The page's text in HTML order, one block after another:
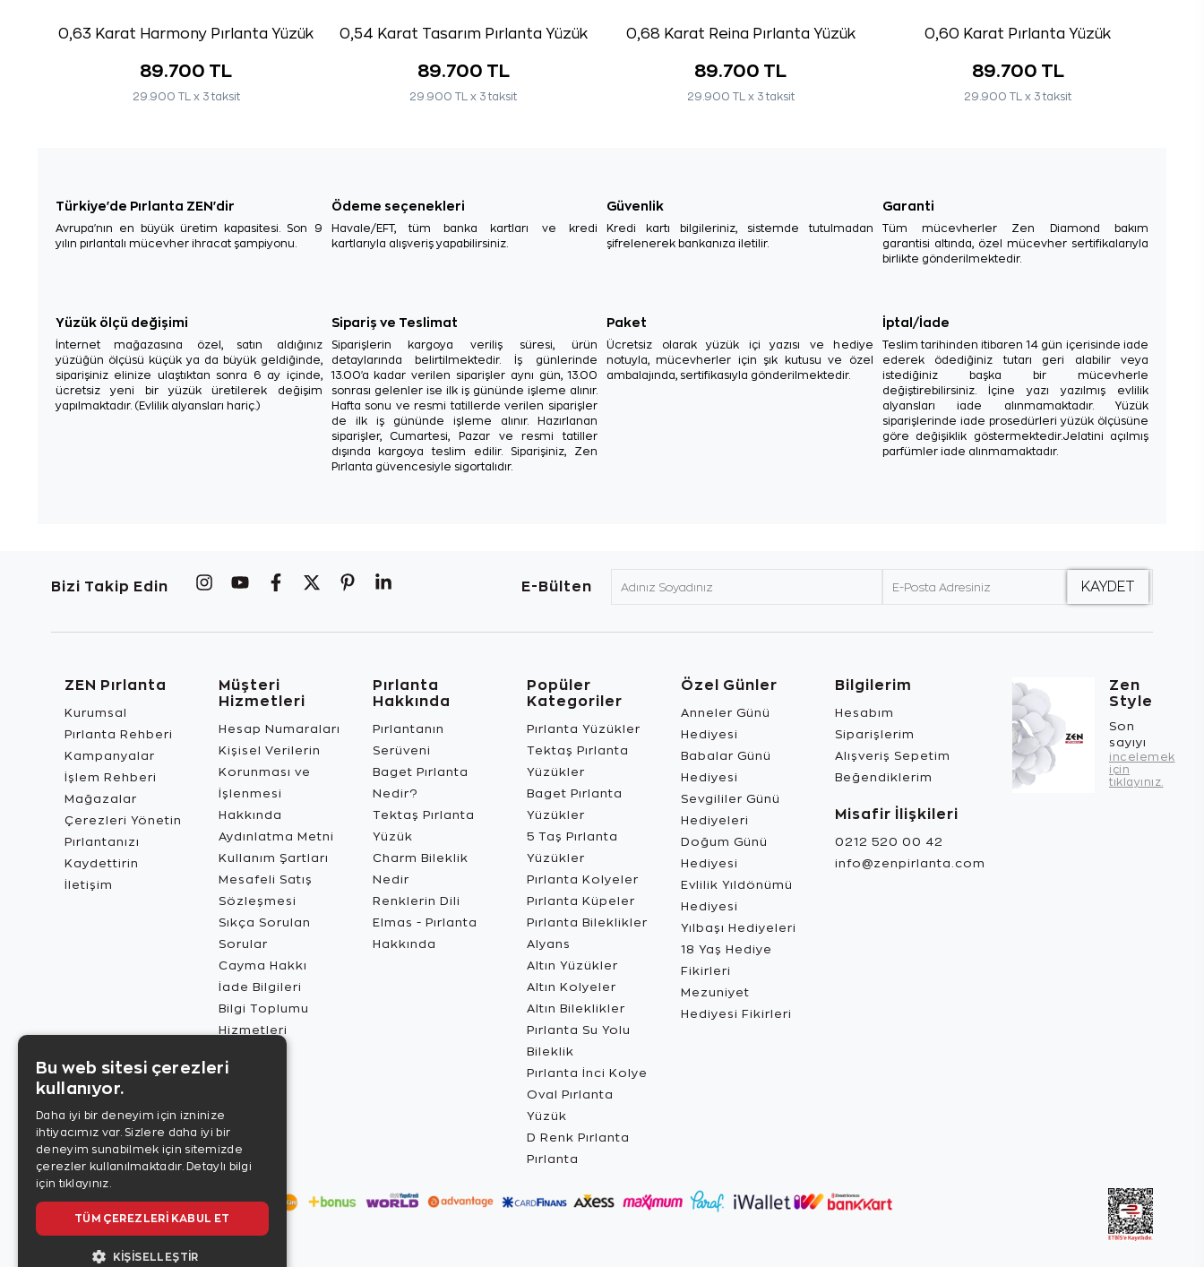
0,63 Karat Harmony Pırlanta Yüzük
89.700 TL
29.900 TL x 3 taksit
0,54 Karat Tasarım Pırlanta Yüzük
89.700 TL
29.900 TL x 3 taksit
0,68 Karat Reina Pırlanta Yüzük
89.700 TL
29.900 TL x 3 taksit
0,60 Karat Pırlanta Yüzük
89.700 TL
29.900 TL x 3 taksit
Türkiye'de Pırlanta ZEN'dir
Avrupa'nın en büyük üretim kapasitesi. Son 9
yılın pırlantalı mücevher ihracat şampiyonu.
Ödeme seçenekleri
Havale/EFT, tüm banka kartları ve kredi
kartlarıyla alışveriş yapabilirsiniz.
Güvenlik
Kredi kartı bilgileriniz, sistemde tutulmadan
şifrelenerek bankanıza iletilir.
Garanti
Tüm mücevherler Zen Diamond bakım
garantisi altında, özel mücevher sertifikalarıyla
birlikte gönderilmektedir.
Yüzük ölçü değişimi
İnternet mağazasına özel, satın aldığınız
yüzüğün ölçüsü küçük ya da büyük geldiğinde,
siparişiniz elinize ulaştıktan sonra 6 ay içinde,
ücretsiz yeni bir yüzük üretilerek değişim
yapılmaktadır. (Evlilik alyansları hariç.)
Sipariş ve Teslimat
Siparişlerin kargoya veriliş süresi, ürün
detaylarında belirtilmektedir. İş günlerinde
13.00'a kadar verilen siparişler aynı gün, 13.00
sonrası gelenler ise ilk iş gününde işleme alınır.
Hafta sonu ve resmi tatillerde verilen siparişler
de ilk iş gününde işleme alınır. Hazırlanan
siparişler, Cumartesi, Pazar ve resmi tatiller
dışında kargoya teslim edilir. Siparişiniz, Zen
Pırlanta güvencesiyle sigortalıdır.
Paket
Ücretsiz olarak yüzük içi yazısı ve hediye
notuyla, mücevherler için şık kutusu ve özel
ambalajında, sertifikasıyla gönderilmektedir.
İptal/İade
Teslim tarihinden itibaren 14 gün içerisinde iade
ederek ödediğiniz tutarı geri alabilir veya
istediğiniz başka bir mücevherle
değiştirebilirsiniz. İçine yazı yazılmış evlilik
alyansları iade alınmamaktadır. Yüzük
siparişlerinde iade prosedürleri yüzük ölçüsüne
göre değişiklik göstermektedir.Jelatini açılmış
parfümler iade alınmamaktadır.
Bizi Takip Edin E-Bülten
ZEN Pırlanta
Kurumsal
Pırlanta Rehberi
Kampanyalar
İşlem Rehberi
Mağazalar
Çerezleri Yönetin
Pırlantanızı
Kaydettirin
İletişim
Müşteri
Hizmetleri
Hesap Numaraları
Kişisel Verilerin
Korunması ve
İşlenmesi
Hakkında
Aydınlatma Metni
Kullanım Şartları
Mesafeli Satış
Sözleşmesi
Sıkça Sorulan
Sorular
Cayma Hakkı
İade Bilgileri
Bilgi Toplumu
Hizmetleri
Pırlanta
Hakkında
Pırlantanın
Serüveni
Baget Pırlanta
Nedir?
Tektaş Pırlanta
Yüzük
Charm Bileklik
Nedir
Renklerin Dili
Elmas - Pırlanta
Hakkında
Popüler
Kategoriler
Pırlanta Yüzükler
Tektaş Pırlanta
Yüzükler
Baget Pırlanta
Yüzükler
5 Taş Pırlanta
Yüzükler
Pırlanta Kolyeler
Pırlanta Küpeler
Pırlanta Bileklikler
Alyans
Altın Yüzükler
Altın Kolyeler
Altın Bileklikler
Pırlanta Su Yolu
Bileklik
Pırlanta İnci Kolye
Oval Pırlanta
Yüzük
D Renk Pırlanta
Pırlanta
Özel Günler
Anneler Günü
Hediyesi
Babalar Günü
Hediyesi
Sevgililer Günü
Hediyeleri
Doğum Günü
Hediyesi
Evlilik Yıldönümü
Hediyesi
Yılbaşı Hediyeleri
18 Yaş Hediye
Fikirleri
Mezuniyet
Hediyesi Fikirleri
Bilgilerim
Hesabım
Siparişlerim
Alışveriş Sepetim
Beğendiklerim
Misafir İlişkileri
0212 520 00 42
info@zenpirlanta.com
Zen
Style
Son
sayıyı
incelemek
için
tıklayınız.
Bu web sitesi çerezleri
kullanıyor.
Daha iyi bir deneyim için izninize
ihtiyacımız var. Sizlere daha iyi bir
deneyim sunabilmek için sitemizde
çerezler kullanılmaktadır. Detaylı bilgi
için tıklayınız.
TÜM ÇEREZLERI KABUL ET
KIŞISELLEŞTIR